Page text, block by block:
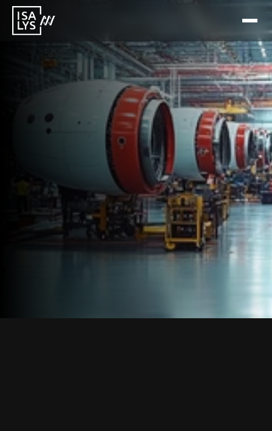
26 Jun 2026